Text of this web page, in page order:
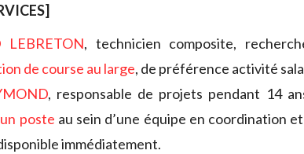
LEBRETON, technicien composite,
de course au large, de préférence activité
, responsable de projets pendant 14
un poste au sein d’une équipe en coordination
immédiatement.